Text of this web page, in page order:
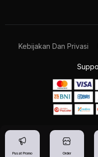
Kebijakan Dan Privasi
Pusat Promo Order